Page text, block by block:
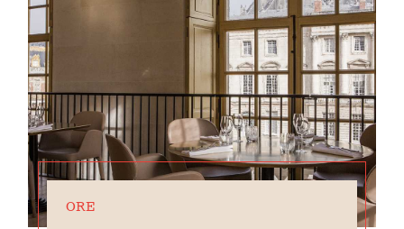
ORE